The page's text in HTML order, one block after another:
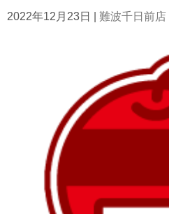
2022年12月23日 難波千日前店